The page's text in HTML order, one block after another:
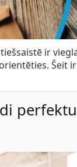
ir
Šeit
perfektu